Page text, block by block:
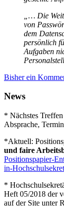
„… Die
von
dem
persönlich
Aufgaben
Bisher ein
News
* Nächstes
Absprache,
*Aktuell:
und faire
Positionspapier-
in-
*
Heft 05/2018 der
auf der Site unter